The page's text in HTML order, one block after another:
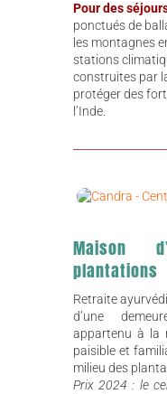
Pour des
ponctués de
les montagnes
stations
construites par
protéger des
l’Inde.
Maison
plantations
Retraite
d’une
appartenu à la
paisible et
milieu des
Prix 2024 : le